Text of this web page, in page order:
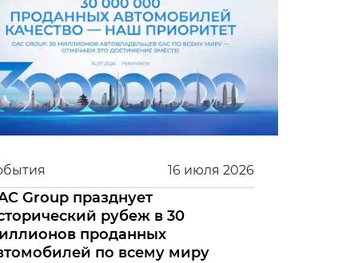
16 июля 2026
Group празднует
рубеж в 30
проданных
по всему миру